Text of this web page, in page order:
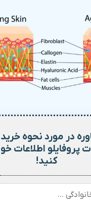
در مورد نحوه
اطلاعات
کنید!